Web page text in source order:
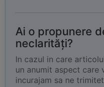
Ai o propunere
neclarități?
In cazul in care
un anumit aspect care
incurajam sa ne